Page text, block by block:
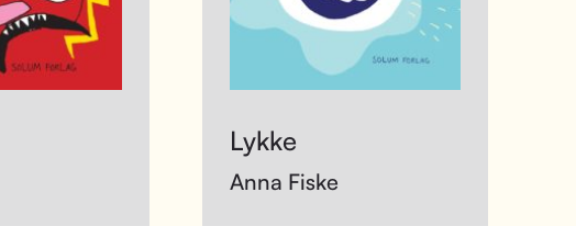
Lykke
Anna Fiske